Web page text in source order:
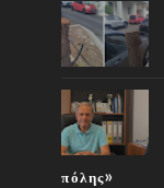
πόλης»